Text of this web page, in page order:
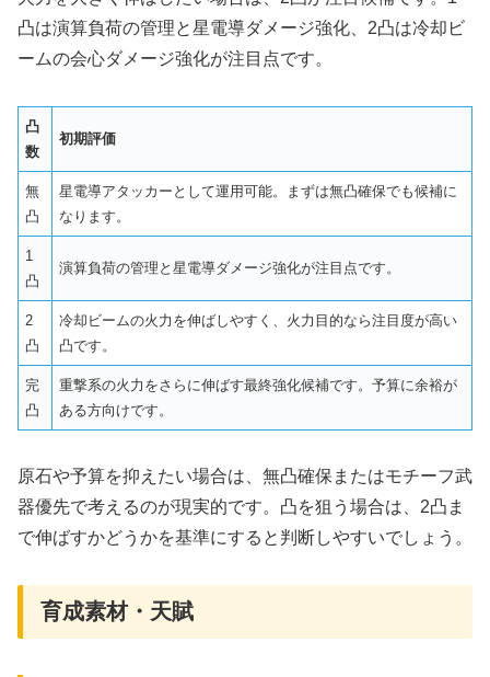
凸は演算負荷の管理と星電導ダメージ強化、2凸は冷却ビ
ームの会心ダメージ強化が注目点です。
凸
数
初期評価
無
凸
星電導アタッカーとして運用可能。まずは無凸確保でも候補に
なります。
1
凸
演算負荷の管理と星電導ダメージ強化が注目点です。
2
凸
冷却ビームの火力を伸ばしやすく、火力目的なら注目度が高い
凸です。
完
凸
重撃系の火力をさらに伸ばす最終強化候補です。予算に余裕が
ある方向けです。
原石や予算を抑えたい場合は、無凸確保またはモチーフ武
器優先で考えるのが現実的です。凸を狙う場合は、2凸ま
で伸ばすかどうかを基準にすると判断しやすいでしょう。
育成素材・天賦